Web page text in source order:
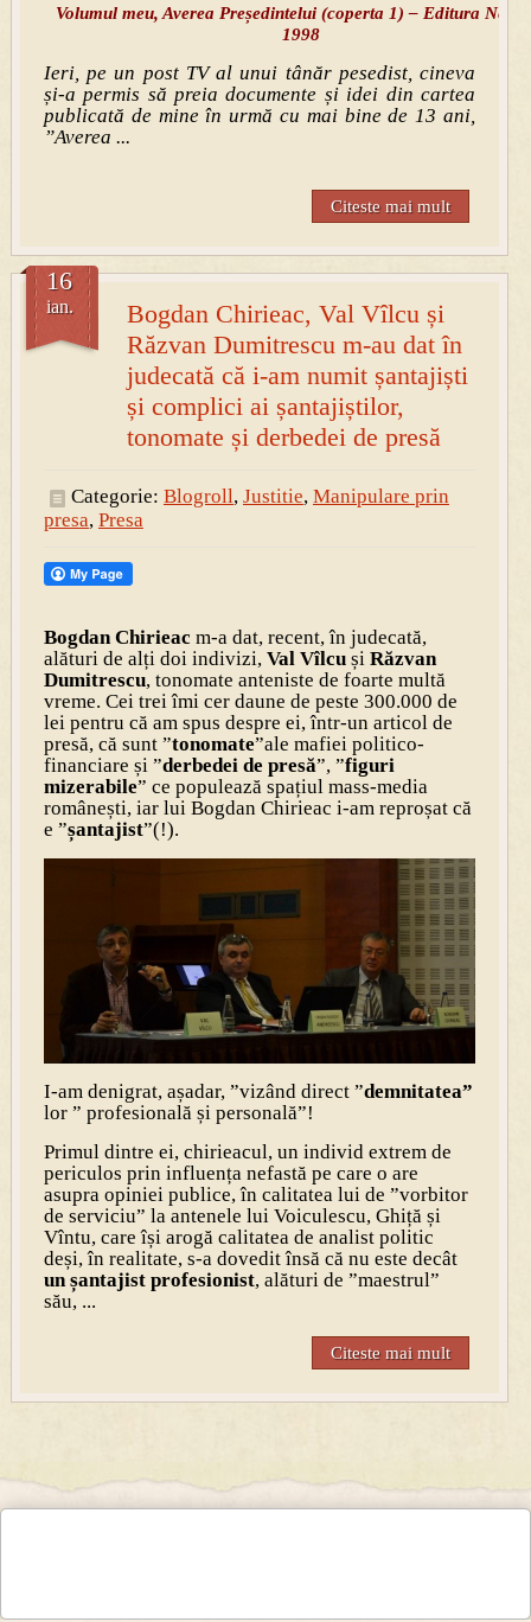
Volumul meu, Averea Președintelui (coperta 1) – Editura
1998
Ieri, pe un post TV al unui tânăr pesedist, cineva
și-a permis să preia documente și idei din cartea
publicată de mine în urmă cu mai bine de 13 ani,
”Averea ...
Citeste mai mult
Bogdan Chirieac, Val Vîlcu și
Răzvan Dumitrescu m-au dat în
judecată că i-am numit șantajiști
și complici ai șantajiștilor,
tonomate și derbedei de presă
16
ian.
Categorie: Blogroll, Justitie, Manipulare prin
presa, Presa
Bogdan Chirieac m-a dat, recent, în judecată,
alături de alți doi indivizi, Val Vîlcuși Răzvan
Dumitrescu, tonomate anteniste de foarte multă
vreme. Cei trei îmi cer daune de peste 300.000 de
lei pentru că am spus despre ei, într-un articol de
presă, că sunt ”tonomate”ale mafiei politico-
financiare și ”derbedei de presă”, ”figuri
mizerabile” ce populează spațiul mass-media
românești, iar lui Bogdan Chirieac i-am reproșat că
e ”șantajist”(!).
I-am denigrat, așadar, ”vizând direct ”demnitatea”
lor ” profesională și personală”!
Primul dintre ei, chirieacul, un individ extrem de
periculos prin influența nefastă pe care o are
asupra opiniei publice, în calitatea lui de ”vorbitor
de serviciu” la antenele lui Voiculescu, Ghiță și
Vîntu, care își arogă calitatea de analist politic
deși, în realitate, s-a dovedit însă că nu este decât
un șantajist profesionist, alături de ”maestrul”
său, ...
Citeste mai mult